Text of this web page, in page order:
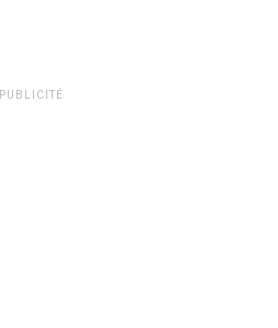
PUBLICITÉ